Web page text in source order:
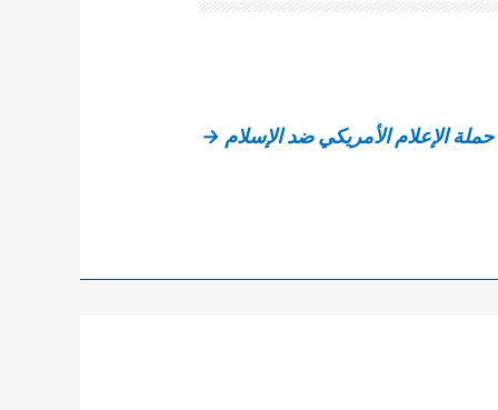
حملة الإعلام الأمريكي ضد الإسلام →